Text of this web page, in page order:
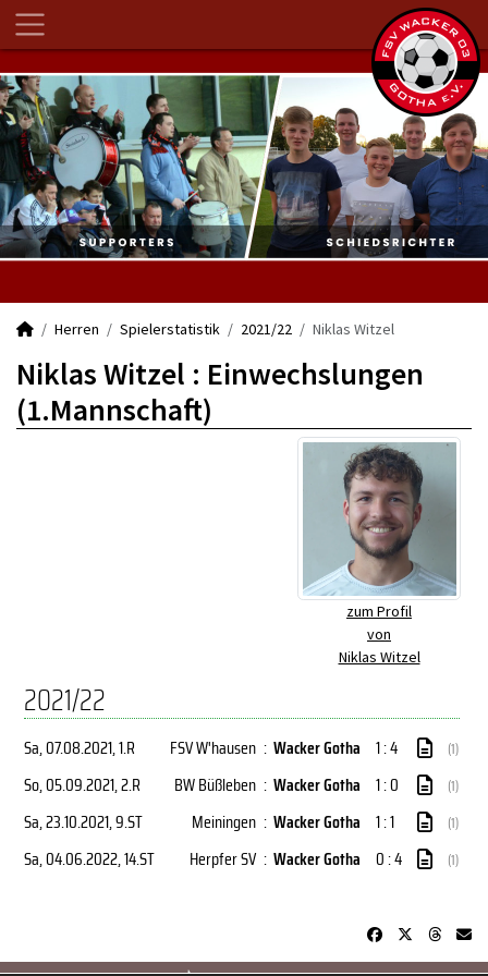
Herren Spielerstatistik 2021/22 Niklas Witzel
Niklas Witzel : Einwechslungen
(1.Mannschaft)
zum Profil
von
Niklas Witzel
2021/22
Sa, 07.08.2021, 1.R FSV W'hausen : Wacker Gotha 1 : 4 (1)
So, 05.09.2021, 2.R BW Büßleben : Wacker Gotha 1 : 0 (1)
Sa, 23.10.2021, 9.ST Meiningen : Wacker Gotha 1 : 1 (1)
Sa, 04.06.2022, 14.ST Herpfer SV : Wacker Gotha 0 : 4 (1)